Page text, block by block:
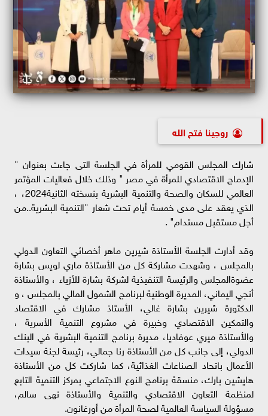
روچينا فتح الله
شارك المجلس القومي للمرأة في الجلسة التى جاءت بعنوان "
الإدماج الاقتصادي للمرأة في مصر " وذلك خلال فعاليات المؤتمر
العالمي للسكان والصحة والتنمية البشرية بنسخته الثانية2024، ،
الذي يعقد على مدى خمسة أيام تحت شعار "التنمية البشرية..من
أجل مستقبل مستدام" .
وقد أدارت الجلسة الأستاذة شيرين ماهر أخصائي التعاون الدولي
بالمجلس ، وشهدت مشاركة كل من الأستاذة ماري لويس بشارة
عضوةالمجلس والرئيسة التنفيذية لشركة بشارة للأزياء ، والأستاذة
أنجي اليماني، المديرة الوطنية لبرنامج الشمول المالي بالمجلس ، و
الدكتورة شيرين بشارة غالي، الأستاذ مشارك في الاقتصاد
والتمكين الاقتصادي وخبيرة في مشروع التنمية الأسرية ،
والأستاذة ميري عوفاديا، مديرة برنامج التنمية البشرية في البنك
الدولي، إلى جانب كل من الأستاذة رنا جمالي، رئيسة لجنة سيدات
الأعمال باتحاد الصناعات الغذائية، كما شاركت كل من الأستاذة
هايشين بارك، منسقة برنامج النوع الاجتماعي بمركز التنمية التابع
لمنظمة التعاون الاقتصادي والتنمية والأستاذة نهى سالم،
مسؤولة السياسة العالمية لصحة المرأة من أورغانون.